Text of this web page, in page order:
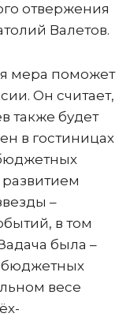
отвержения
Валетов.
мера поможет
Он считает,
также будет
в гостиницах
–
в том
была –
бюджетных
весе